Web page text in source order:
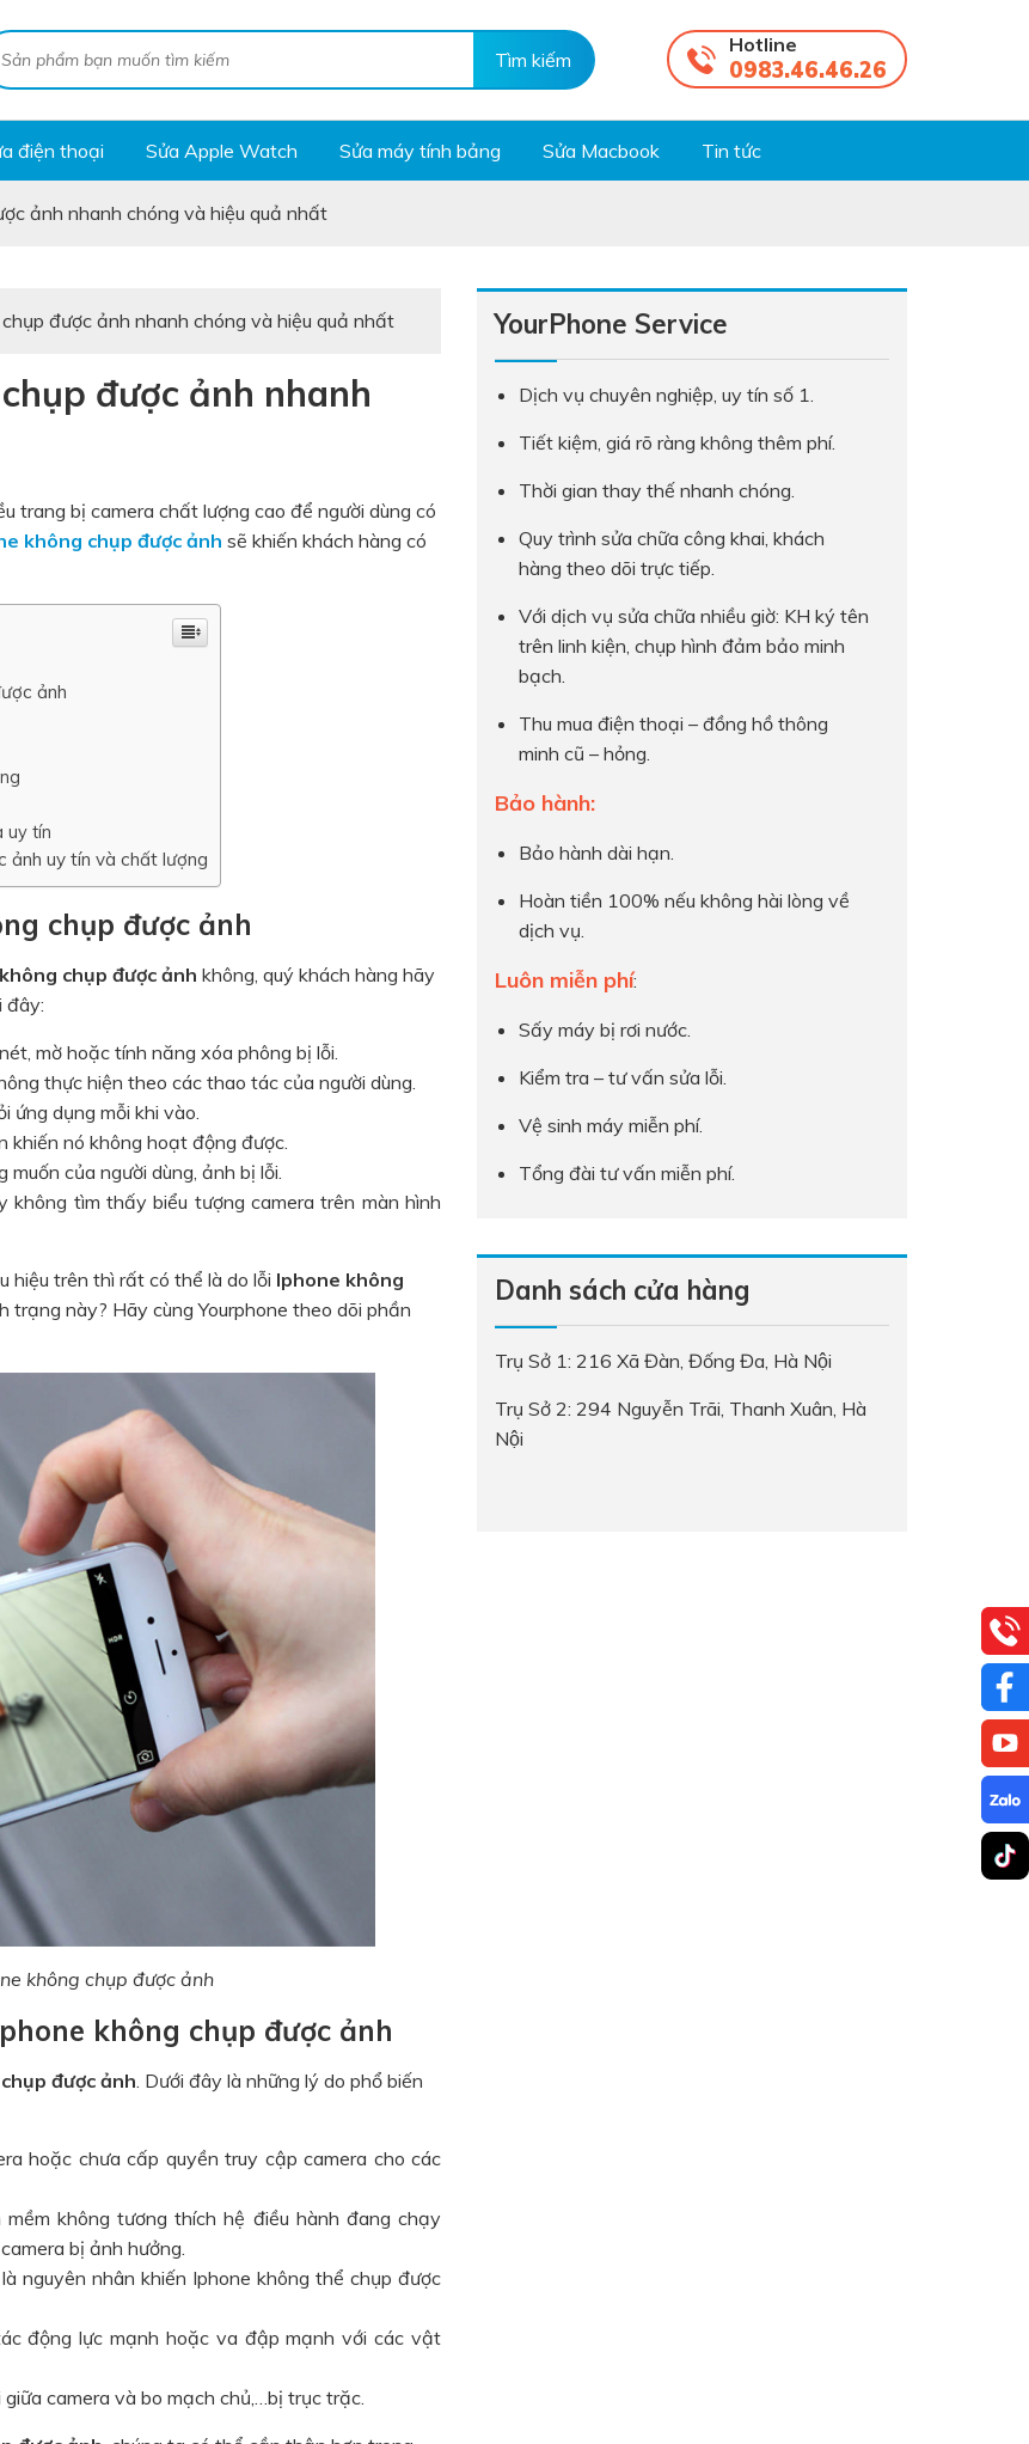
Hotline
0983.46.46.26
điện thoại Sửa Apple Watch Sửa máy tính bảng Sửa Macbook Tin tức
ảnh nhanh chóng và hiệu quả nhất
được ảnh nhanh chóng và hiệu quả nhất
được ảnh nhanh
trang bị camera chất lượng cao để người dùng có
không chụp được ảnh sẽ khiến khách hàng có
ảnh
uy tín
ảnh uy tín và chất lượng
chụp được ảnh
chụp được ảnh không, quý khách hàng hãy
đây:
mờ hoặc tính năng xóa phông bị lỗi.
thực hiện theo các thao tác của người dùng.
ứng dụng mỗi khi vào.
khiến nó không hoạt động được.
của người dùng, ảnh bị lỗi.
tìm thấy biểu tượng camera trên màn hình
hiệu trên thì rất có thể là do lỗi Iphone không
trạng này? Hãy cùng Yourphone theo dõi phần
không chụp được ảnh
không chụp được ảnh
được ảnh. Dưới đây là những lý do phổ biến
hoặc chưa cấp quyền truy cập camera cho các
không tương thích hệ điều hành đang chạy
bị ảnh hưởng.
nguyên nhân khiến Iphone không thể chụp được
động lực mạnh hoặc va đập mạnh với các vật
camera và bo mạch chủ,…bị trục trặc.
YourPhone Service
Dịch vụ chuyên nghiệp, uy tín số 1.
Tiết kiệm, giá rõ ràng không thêm phí.
Thời gian thay thế nhanh chóng.
Quy trình sửa chữa công khai, khách
hàng theo dõi trực tiếp.
Với dịch vụ sửa chữa nhiều giờ: KH ký tên
trên linh kiện, chụp hình đảm bảo minh
bạch.
Thu mua điện thoại – đồng hồ thông
minh cũ – hỏng.
Bảo hành:
Bảo hành dài hạn.
Hoàn tiền 100% nếu không hài lòng về
dịch vụ.
Luôn miễn phí:
Sấy máy bị rơi nước.
Kiểm tra – tư vấn sửa lỗi.
Vệ sinh máy miễn phí.
Tổng đài tư vấn miễn phí.
Danh sách cửa hàng
Trụ Sở 1: 216 Xã Đàn, Đống Đa, Hà Nội
Trụ Sở 2: 294 Nguyễn Trãi, Thanh Xuân, Hà
Nội